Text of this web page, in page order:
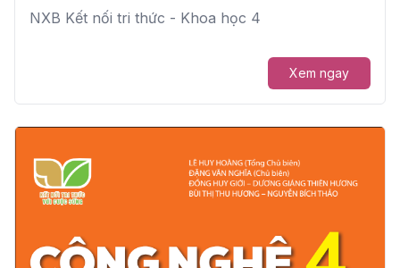
NXB Kết nối tri thức - Khoa học 4
Xem ngay